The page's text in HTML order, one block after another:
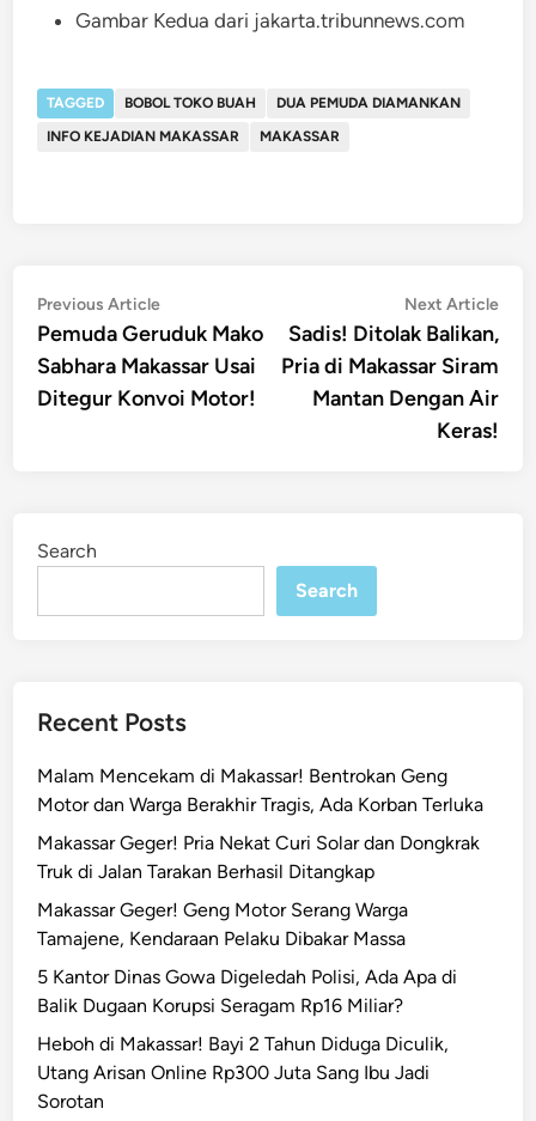
Gambar Kedua dari jakarta.tribunnews.com
TAGGED BOBOL TOKO BUAH
DUA PEMUDA DIAMANKAN
INFO KEJADIAN MAKASSAR
MAKASSAR
Post
navigation
Previous ArticlePrevious
article:
Pemuda Geruduk Mako
Sabhara Makassar Usai
Ditegur Konvoi Motor!
Next Article
Sadis! Ditolak Balikan,
Pria di Makassar Siram
Mantan Dengan Air
Keras!
Search
Search
Recent Posts
Malam Mencekam di Makassar! Bentrokan Geng
Motor dan Warga Berakhir Tragis, Ada Korban Terluka
Makassar Geger! Pria Nekat Curi Solar dan Dongkrak
Truk di Jalan Tarakan Berhasil Ditangkap
Makassar Geger! Geng Motor Serang Warga
Tamajene, Kendaraan Pelaku Dibakar Massa
5 Kantor Dinas Gowa Digeledah Polisi, Ada Apa di
Balik Dugaan Korupsi Seragam Rp16 Miliar?
Heboh di Makassar! Bayi 2 Tahun Diduga Diculik,
Utang Arisan Online Rp300 Juta Sang Ibu Jadi
Sorotan